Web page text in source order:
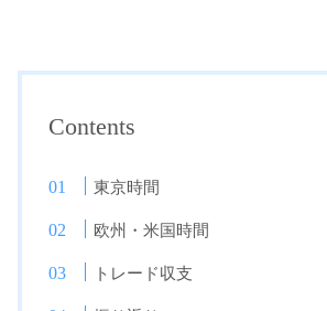
Contents
東京時間
欧州・米国時間
トレード収支